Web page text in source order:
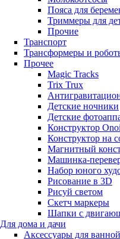
Пояса для
Триммеры для
Прочие
Транспорт
Трансформеры и
Прочее
Magic Tracks
Trix Trux
Детские ночники
Детские
Конструктор
Конструктор на
Магнитный
Машинка-
Набор юного
Рисование в 3D
Рисуй светом
Скетч маркеры
Шапки с
Для дома и дачи
Аксессуары для